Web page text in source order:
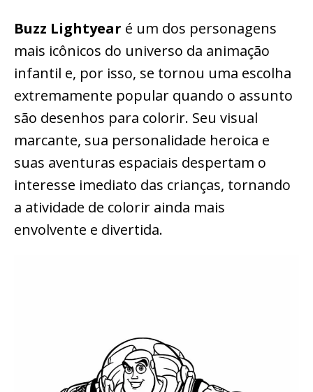
Buzz Lightyear é um dos personagens
mais icônicos do universo da animação
infantil e, por isso, se tornou uma escolha
extremamente popular quando o assunto
são desenhos para colorir. Seu visual
marcante, sua personalidade heroica e
suas aventuras espaciais despertam o
interesse imediato das crianças, tornando
a atividade de colorir ainda mais
envolvente e divertida.